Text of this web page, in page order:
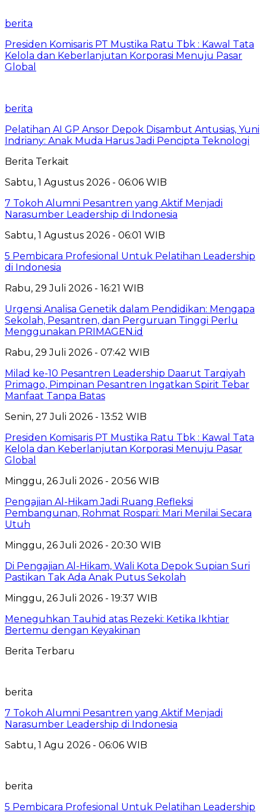
berita
Presiden Komisaris PT Mustika Ratu Tbk : Kawal Tata
Kelola dan Keberlanjutan Korporasi Menuju Pasar
Global
berita
Pelatihan AI GP Ansor Depok Disambut Antusias, Yuni
Indriany: Anak Muda Harus Jadi Pencipta Teknologi
Berita Terkait
Sabtu, 1 Agustus 2026 - 06:06 WIB
7 Tokoh Alumni Pesantren yang Aktif Menjadi
Narasumber Leadership di Indonesia
Sabtu, 1 Agustus 2026 - 06:01 WIB
5 Pembicara Profesional Untuk Pelatihan Leadership
di Indonesia
Rabu, 29 Juli 2026 - 16:21 WIB
Urgensi Analisa Genetik dalam Pendidikan: Mengapa
Sekolah, Pesantren, dan Perguruan Tinggi Perlu
Menggunakan PRIMAGEN.id
Rabu, 29 Juli 2026 - 07:42 WIB
Milad ke-10 Pesantren Leadership Daarut Tarqiyah
Primago, Pimpinan Pesantren Ingatkan Spirit Tebar
Manfaat Tanpa Batas
Senin, 27 Juli 2026 - 13:52 WIB
Presiden Komisaris PT Mustika Ratu Tbk : Kawal Tata
Kelola dan Keberlanjutan Korporasi Menuju Pasar
Global
Minggu, 26 Juli 2026 - 20:56 WIB
Pengajian Al-Hikam Jadi Ruang Refleksi
Pembangunan, Rohmat Rospari: Mari Menilai Secara
Utuh
Minggu, 26 Juli 2026 - 20:30 WIB
Di Pengajian Al-Hikam, Wali Kota Depok Supian Suri
Pastikan Tak Ada Anak Putus Sekolah
Minggu, 26 Juli 2026 - 19:37 WIB
Meneguhkan Tauhid atas Rezeki: Ketika Ikhtiar
Bertemu dengan Keyakinan
Berita Terbaru
berita
7 Tokoh Alumni Pesantren yang Aktif Menjadi
Narasumber Leadership di Indonesia
Sabtu, 1 Agu 2026 - 06:06 WIB
berita
5 Pembicara Profesional Untuk Pelatihan Leadership